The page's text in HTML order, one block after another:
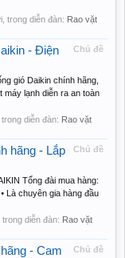
trong diễn đàn: Rao vặt
Chủ đề
- Điện
gió Daikin chính hãng,
máy lạnh diễn ra an toàn
trong diễn đàn: Rao vặt
Chủ đề
hãng - Lắp
Tổng đài mua hàng:
Là chuyên gia hàng đầu
trong diễn đàn: Rao vặt
Chủ đề
- Cam